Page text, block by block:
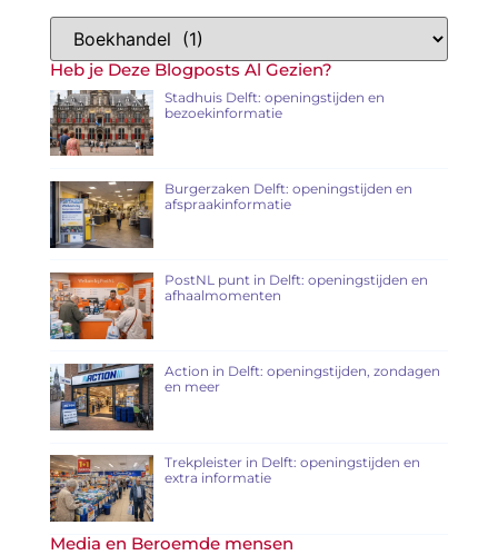
Heb je Deze Blogposts Al Gezien?
Stadhuis Delft: openingstijden en
bezoekinformatie
Burgerzaken Delft: openingstijden en
afspraakinformatie
PostNL punt in Delft: openingstijden en
afhaalmomenten
Action in Delft: openingstijden, zondagen
en meer
Trekpleister in Delft: openingstijden en
extra informatie
Media en Beroemde mensen